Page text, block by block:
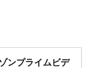
ンプライムビデ